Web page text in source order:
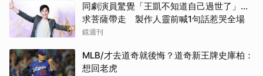
同劇演員驚覺「王凱不知道自己過世了」...
求菩薩帶走 製作人靈前喊1句話惹哭全場
鏡週刊
MLB/才去道奇就後悔？道奇新王牌史庫柏：
想回老虎